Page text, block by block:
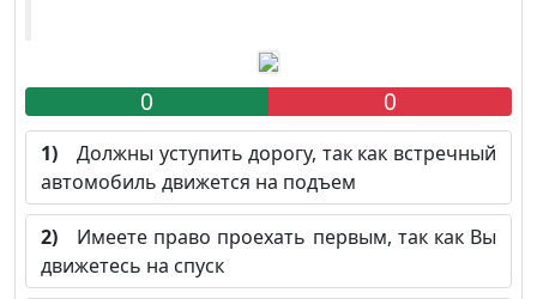
0 0
1) Должны уступить дорогу, так как встречный
автомобиль движется на подъем
2) Имеете право проехать первым, так как Вы
движетесь на спуск